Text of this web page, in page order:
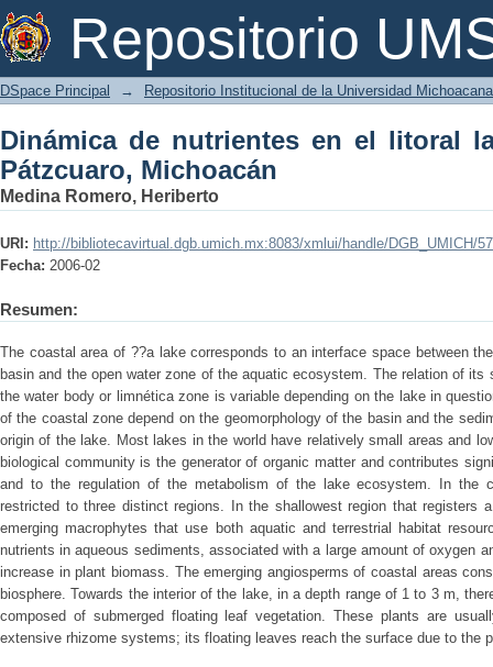
Repositorio
Dinámica de nutrientes en el litoral
DSpace Principal → Repositorio Institucional de la Universidad
Dinámica de nutrientes en el litoral
Pátzcuaro, Michoacán
Medina Romero, Heriberto
URI: http://bibliotecavirtual.dgb.umich.mx:8083/xmlui/handle/DGB_UMICH/
Fecha: 2006-02
Resumen:
The coastal area of ??a lake corresponds to an interface space between
basin and the open water zone of the aquatic ecosystem. The relation of
the water body or limnética zone is variable depending on the lake in
of the coastal zone depend on the geomorphology of the basin and the
origin of the lake. Most lakes in the world have relatively small areas and
biological community is the generator of organic matter and contributes
and to the regulation of the metabolism of the lake ecosystem. In the
restricted to three distinct regions. In the shallowest region that registers
emerging macrophytes that use both aquatic and terrestrial habitat
nutrients in aqueous sediments, associated with a large amount of oxygen
increase in plant biomass. The emerging angiosperms of coastal areas
biosphere. Towards the interior of the lake, in a depth range of 1 to 3 m,
composed of submerged floating leaf vegetation. These plants are
extensive rhizome systems; its floating leaves reach the surface due to the